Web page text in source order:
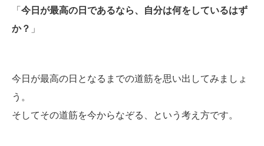
「 今日が最高の日であるなら、自分は何をしているはず
か？ 」
今日が最高の日となるまでの道筋を思い出してみましょ
う。
そしてその道筋を今からなぞる、という考え方です。